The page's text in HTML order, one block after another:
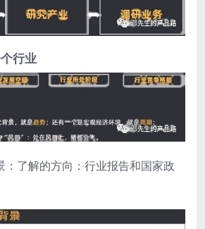
行业
：了解的方向：行业报告和国家政